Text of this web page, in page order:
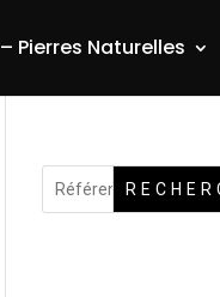
Pierres Naturelles